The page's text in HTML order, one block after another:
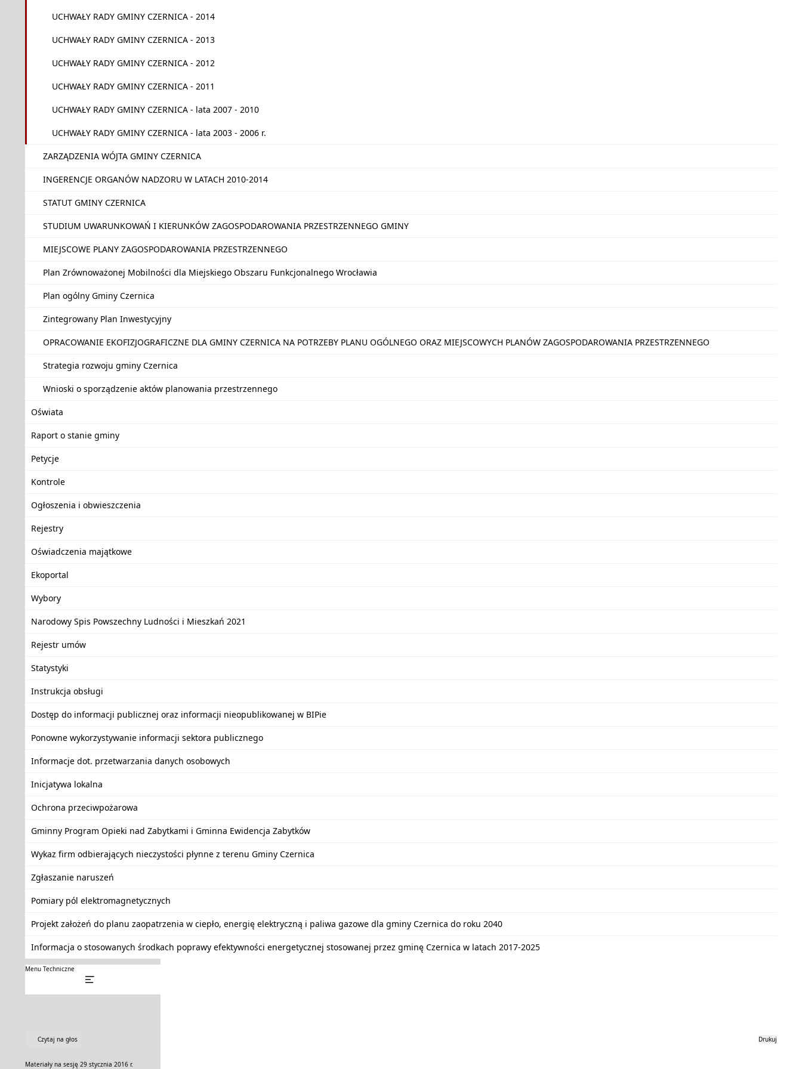
UCHWAŁY RADY GMINY CZERNICA - 2014
UCHWAŁY RADY GMINY CZERNICA - 2013
UCHWAŁY RADY GMINY CZERNICA - 2012
UCHWAŁY RADY GMINY CZERNICA - 2011
UCHWAŁY RADY GMINY CZERNICA - lata 2007 - 2010
UCHWAŁY RADY GMINY CZERNICA - lata 2003 - 2006 r.
ZARZĄDZENIA WÓJTA GMINY CZERNICA
INGERENCJE ORGANÓW NADZORU W LATACH 2010-2014
STATUT GMINY CZERNICA
STUDIUM UWARUNKOWAŃ I KIERUNKÓW ZAGOSPODAROWANIA PRZESTRZENNEGO GMINY
MIEJSCOWE PLANY ZAGOSPODAROWANIA PRZESTRZENNEGO
Plan Zrównoważonej Mobilności dla Miejskiego Obszaru Funkcjonalnego Wrocławia
Plan ogólny Gminy Czernica
Zintegrowany Plan Inwestycyjny
OPRACOWANIE EKOFIZJOGRAFICZNE DLA GMINY CZERNICA NA POTRZEBY PLANU OGÓLNEGO ORAZ MIEJSCOWYCH PLANÓW ZAGOSPODAROWANIA PRZESTRZENNEGO
Strategia rozwoju gminy Czernica
Wnioski o sporządzenie aktów planowania przestrzennego
Oświata
Raport o stanie gminy
Petycje
Kontrole
Ogłoszenia i obwieszczenia
Rejestry
Oświadczenia majątkowe
Ekoportal
Wybory
Narodowy Spis Powszechny Ludności i Mieszkań 2021
Rejestr umów
Statystyki
Instrukcja obsługi
Dostęp do informacji publicznej oraz informacji nieopublikowanej w BIPie
Ponowne wykorzystywanie informacji sektora publicznego
Informacje dot. przetwarzania danych osobowych
Inicjatywa lokalna
Ochrona przeciwpożarowa
Gminny Program Opieki nad Zabytkami i Gminna Ewidencja Zabytków
Wykaz firm odbierających nieczystości płynne z terenu Gminy Czernica
Zgłaszanie naruszeń
Pomiary pól elektromagnetycznych
Projekt założeń do planu zaopatrzenia w ciepło, energię elektryczną i paliwa gazowe dla gminy Czernica do roku 2040
Informacja o stosowanych środkach poprawy efektywności energetycznej stosowanej przez gminę Czernica w latach 2017-2025
Menu Techniczne
Czytaj na głos Drukuj
Materiały na sesję 29 stycznia 2016 r.